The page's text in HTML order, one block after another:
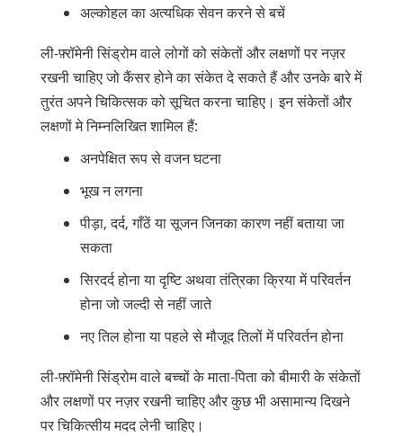
अल्कोहल का अत्यधिक सेवन करने से बचें
ली-फ़्रॉमेनी सिंड्रोम वाले लोगों को संकेतों और लक्षणों पर नज़र
रखनी चाहिए जो कैंसर होने का संकेत दे सकते हैं और उनके बारे में
तुरंत अपने चिकित्सक को सूचित करना चाहिए। इन संकेतों और
लक्षणों मे निम्नलिखित शामिल हैं:
अनपेक्षित रूप से वजन घटना
भूख न लगना
पीड़ा, दर्द, गाँठें या सूजन जिनका कारण नहीं बताया जा
सकता
सिरदर्द होना या दृष्टि अथवा तंत्रिका क्रिया में परिवर्तन
होना जो जल्दी से नहीं जाते
नए तिल होना या पहले से मौजूद तिलों में परिवर्तन होना
ली-फ़्रॉमेनी सिंड्रोम वाले बच्चों के माता-पिता को बीमारी के संकेतों
और लक्षणों पर नज़र रखनी चाहिए और कुछ भी असामान्य दिखने
पर चिकित्सीय मदद लेनी चाहिए।